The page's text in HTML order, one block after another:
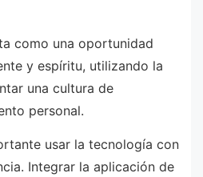
como una oportunidad
y espíritu, utilizando la
una cultura de
personal.
usar la tecnología con
Integrar la aplicación de